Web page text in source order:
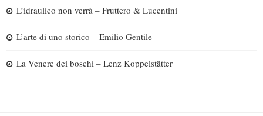
L’idraulico non verrà – Fruttero & Lucentini
L’arte di uno storico – Emilio Gentile
La Venere dei boschi – Lenz Koppelstätter